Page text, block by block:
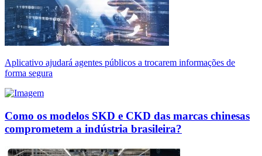
Aplicativo ajudará agentes públicos a trocarem informações de
forma segura
Como os modelos SKD e CKD das marcas chinesas
comprometem a indústria brasileira?